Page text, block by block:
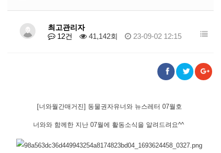
최고관리자
12건
41,142회 23-09-02 12:15
[너와월간매거진] 동물권자유너와 뉴스레터 07월호
너와와 함께한 지난 07월에 활동소식을 알려드려요^^